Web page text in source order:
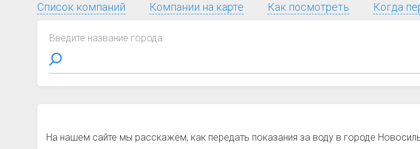
Список компаний Компании на карте Как посмотреть Когда
Введите название города
На нашем сайте мы расскажем, как передать показания за воду в городе